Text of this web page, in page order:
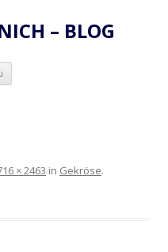
– BLOG
Zum
springen
× 2463 in Gekröse.